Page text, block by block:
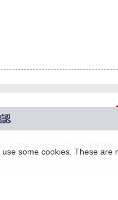
。
some cookies. These